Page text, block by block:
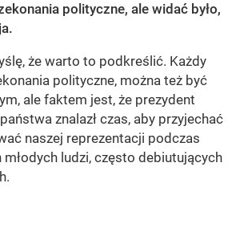
polityczne, ale widać było,
że warto to podkreślić. Każdy
polityczne, można też być
ale faktem jest, że prezydent
znalazł czas, aby przyjechać
naszej reprezentacji podczas
młodych ludzi, często debiutujących